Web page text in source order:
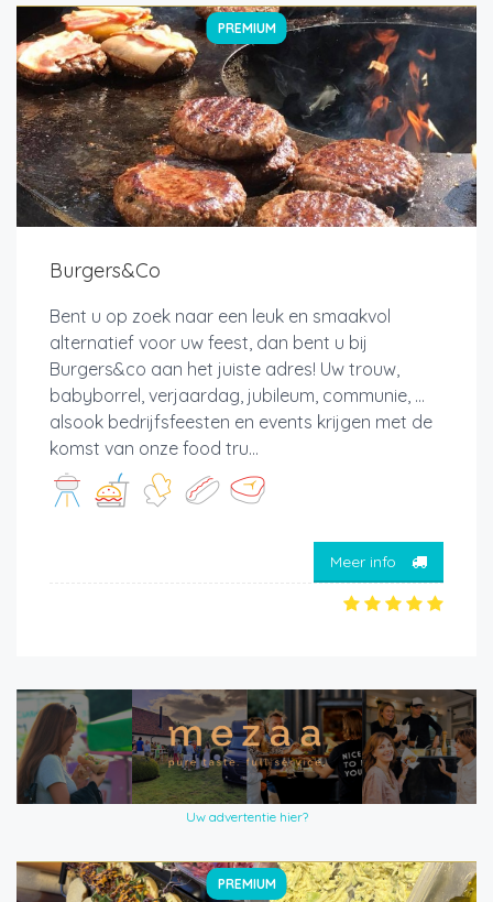
PREMIUM
Burgers&Co
Bent u op zoek naar een leuk en smaakvol
alternatief voor uw feest, dan bent u bij
Burgers&co aan het juiste adres! Uw trouw,
babyborrel, verjaardag, jubileum, communie, ...
alsook bedrijfsfeesten en events krijgen met de
komst van onze food tru...
Meer info
Uw advertentie hier?
PREMIUM